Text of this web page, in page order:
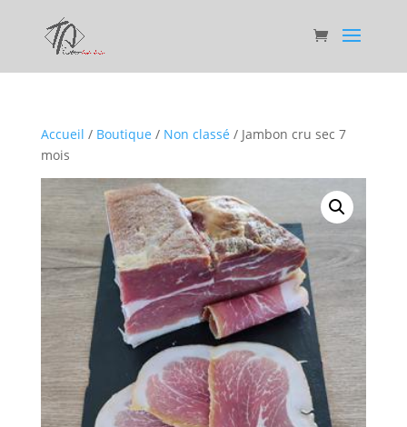
Accueil / Boutique / Non classé / Jambon cru sec 7
mois